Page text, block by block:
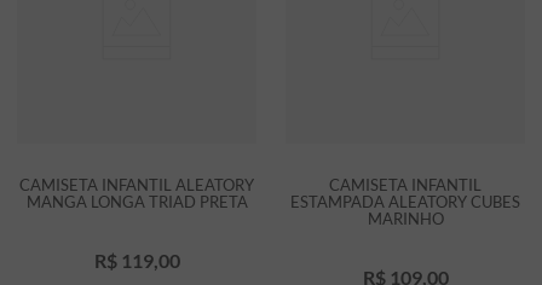
CAMISETA INFANTIL ALEATORY
MANGA LONGA TRIAD PRETA
R$ 119,00
CAMISETA INFANTIL
ESTAMPADA ALEATORY CUBES
MARINHO
R$ 109,00